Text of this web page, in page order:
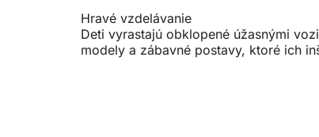
Hravé vzdelávanie
Deti vyrastajú obklopené úžasnými
modely a zábavné postavy, ktoré ich